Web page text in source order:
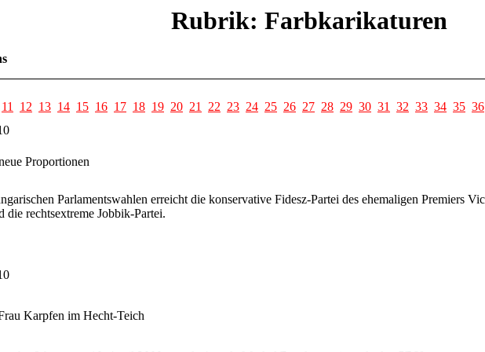
Rubrik: Farbkarikaturen
11 12 13 14 15 16 17 18 19 20 21 22 23 24 25 26 27 28 29 30 31 32 33 34 35 36
Proportionen
Parlamentswahlen erreicht die konservative Fidesz-Partei des ehemaligen Premiers
die rechtsextreme Jobbik-Partei.
Karpfen im Hecht-Teich